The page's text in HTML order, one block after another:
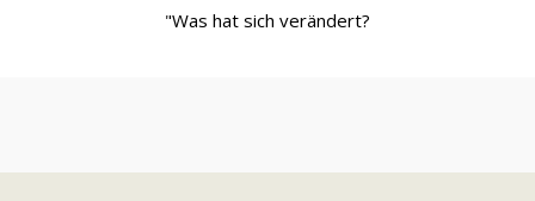
"Was hat sich verändert?